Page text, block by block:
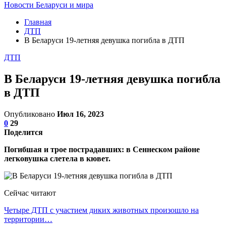
Новости Беларуси и мира
Главная
ДТП
В Беларуси 19-летняя девушка погибла в ДТП
ДТП
В Беларуси 19-летняя девушка погибла
в ДТП
Опубликовано Июл 16, 2023
0 29
Поделится
Погибшая и трое пострадавших: в Сеннеском районе
легковушка слетела в кювет.
Сейчас читают
Четыре ДТП с участием диких животных произошло на
территории…